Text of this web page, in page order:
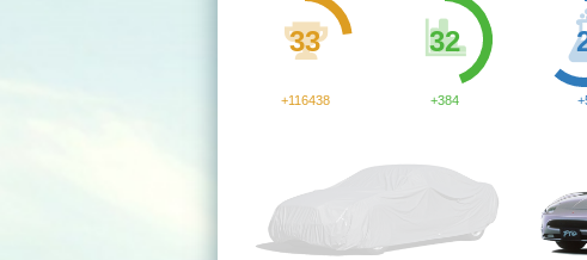
33
+116438
32
+384